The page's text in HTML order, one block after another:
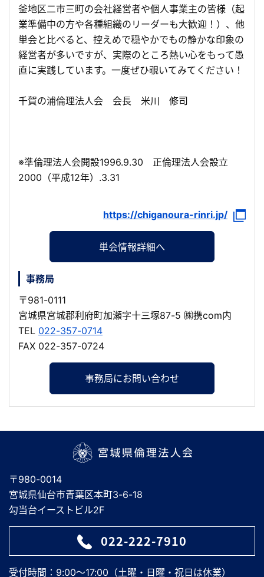
釜地区二市三町の会社経営者や個人事業主の皆様（起
業準備中の方や各種組織のリーダーも大歓迎！）、他
単会と比べると、控えめで穏やかでもの静かな印象の
経営者が多いですが、実際のところ熱い心をもって愚
直に実践しています。一度ぜひ覗いてみてください！
千賀の浦倫理法人会 会長 米川 修司
※準倫理法人会開設1996.9.30 正倫理法人会設立
2000（平成12年）.3.31
https://chiganoura-rinri.jp/
単会情報詳細へ
事務局
〒981-0111
宮城県宮城郡利府町加瀬字十三塚87-5 ㈱携com内
TEL 022-357-0714
FAX 022-357-0724
事務局にお問い合わせ
〒980-0014
宮城県仙台市青葉区本町3-6-18
勾当台イーストビル2F
022-222-7910
受付時間：9:00～17:00（土曜・日曜・祝日は休業）